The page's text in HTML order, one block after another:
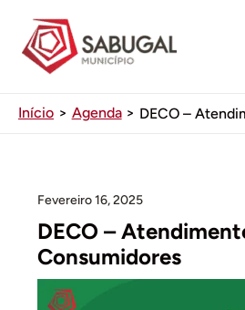
conteúdo
Início Agenda
Fevereiro 16, 2025
DECO –
Consumidores